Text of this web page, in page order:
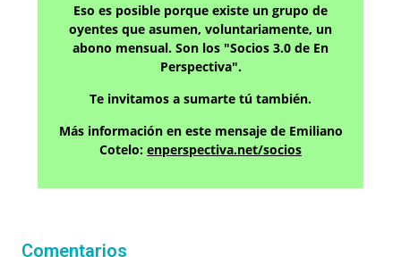
Eso es posible porque existe un grupo de
oyentes que asumen, voluntariamente, un
abono mensual. Son los "Socios 3.0 de En
Perspectiva".
Te invitamos a sumarte tú también.
Más información en este mensaje de Emiliano
Cotelo: enperspectiva.net/socios
Comentarios